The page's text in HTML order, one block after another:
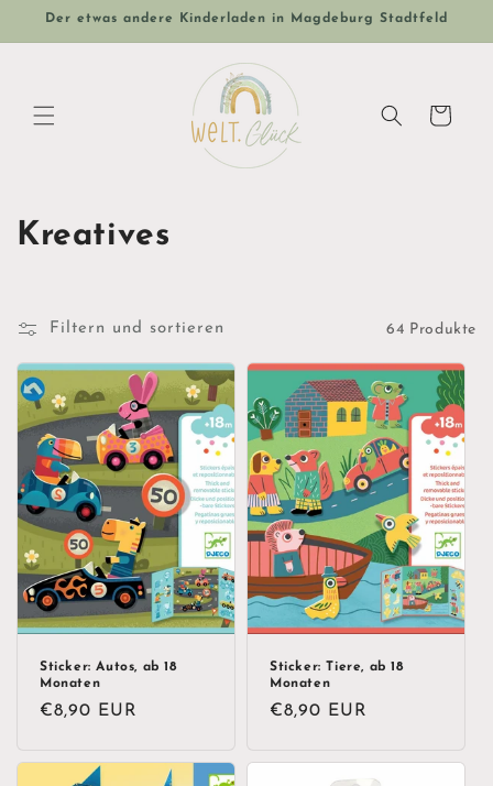
zum
Inhalt
Der etwas andere Kinderladen in Magdeburg Stadtfeld
Warenkorb
K
t
e
g
r
e
:
Kreatives
Filtern und sortieren 64 Produkte
Sticker: Autos, ab 18
Monaten
Normaler
€8,90 EUR
Sticker: Tiere, ab 18
Monaten
Normaler
€8,90 EUR